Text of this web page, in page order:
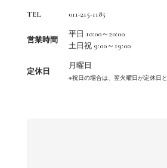
TEL 011-215-1185
営業時間
平日 10:00～20:00
土日祝 9:00～19:00
定休日
月曜日
※祝日の場合は、翌火曜日が定休日